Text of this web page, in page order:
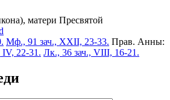
матери Пресвятой
Мф., 91 зач., XXII, 23-33. Прав. Анны:
IV, 22-31. Лк., 36 зач., VIII, 16-21.